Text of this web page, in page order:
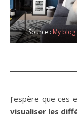
Source :My
J’espère que ces
visualiser les